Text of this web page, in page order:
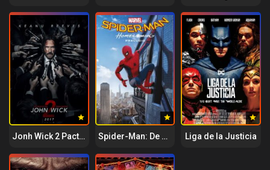
Jonh Wick 2 Pacto de sangre Spider-Man: De Regreso a Casa Liga de la Justicia